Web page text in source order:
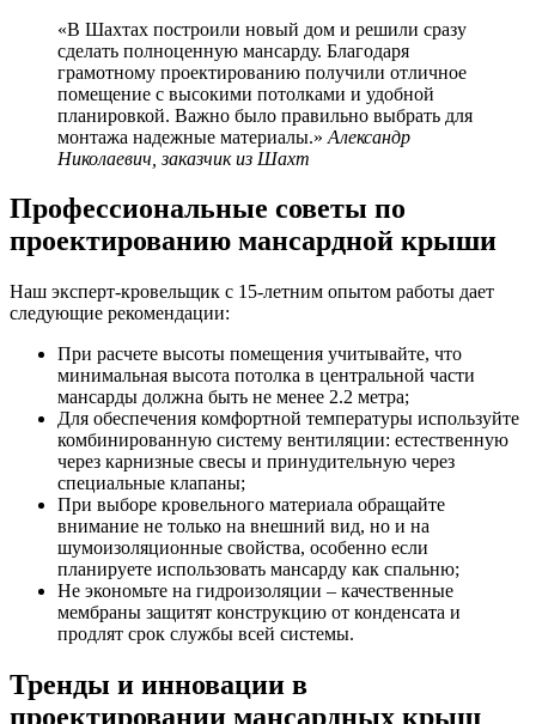
«В Шахтах построили новый дом и решили сразу
сделать полноценную мансарду. Благодаря
грамотному проектированию получили отличное
помещение с высокими потолками и удобной
планировкой. Важно было правильно выбрать для
монтажа надежные материалы.» Александр
Николаевич, заказчик из Шахт
Профессиональные советы по
проектированию мансардной крыши
Наш эксперт-кровельщик с 15-летним опытом работы дает
следующие рекомендации:
При расчете высоты помещения учитывайте, что
минимальная высота потолка в центральной части
мансарды должна быть не менее 2.2 метра;
Для обеспечения комфортной температуры используйте
комбинированную систему вентиляции: естественную
через карнизные свесы и принудительную через
специальные клапаны;
При выборе кровельного материала обращайте
внимание не только на внешний вид, но и на
шумоизоляционные свойства, особенно если
планируете использовать мансарду как спальню;
Не экономьте на гидроизоляции – качественные
мембраны защитят конструкцию от конденсата и
продлят срок службы всей системы.
Тренды и инновации в
проектировании мансардных крыш